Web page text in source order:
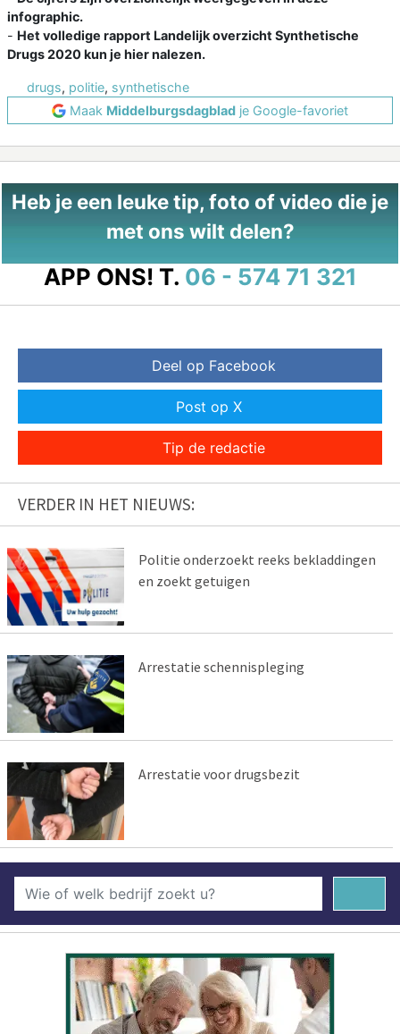
infographic.
- Het volledige rapport Landelijk overzicht Synthetische
Drugs 2020 kun je hier nalezen.
drugs, politie, synthetische
Maak Middelburgsdagblad je Google-favoriet
Heb je een leuke tip, foto of video die je
met ons wilt delen?
APP ONS! T. 06 - 574 71 321
Deel op Facebook
Post op X
Tip de redactie
VERDER IN HET NIEUWS:
Politie onderzoekt reeks bekladdingen
en zoekt getuigen
Arrestatie schennispleging
Arrestatie voor drugsbezit